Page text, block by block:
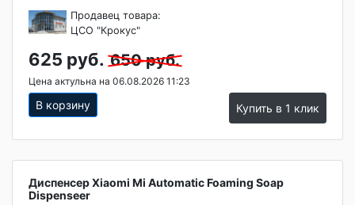
Продавец товара:
ЦСО "Крокус"
625 руб. 650 руб.
Цена актульна на 06.08.2026 11:23
В корзину Купить в 1 клик
Диспенсер Xiaomi Mi Automatic Foaming Soap
Dispenseer